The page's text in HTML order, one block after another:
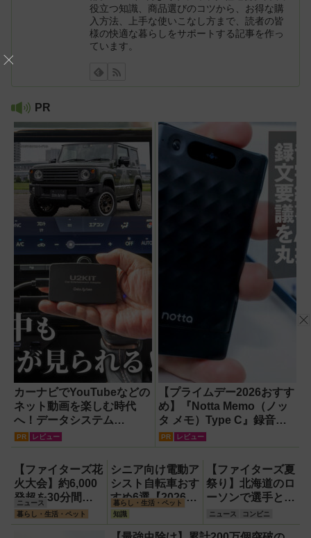
役立つ知識、商品選びのコツから、お得な購
入方法、上手な使いこなし方まで、読者の皆
様の快適な暮らしをサポートする記事を作っ
ています。
PR
カーナビでYouTubeなどの
ネット動画を楽しむ時代
へ！データシステム
『U2KIT』がドライブを変
PR レビュー
【プライムデー2026おすす
め】『Notta Memo（ノッ
タ メモ）Type C』録音か
らAI自動文字起こし・翻
スレコーダー！【議事録作
成】
PR レビュー
【ファイターズ花
火大会】約6,000
発超を30分間打
ち上げ！【8月8
日】
ニュース
暮らし・生活・ペット
シニア向け電動ア
シスト自転車おす
すめ6選【2026年
最新版】選び方の
ポイントは「また
暮らし・生活・ペット
知識
【ファイターズ夏
祭り】北海道のロ
ーソンで選手とコ
ラボ商品発売！
「伊藤投手の海鮮
ニュース コンビニ